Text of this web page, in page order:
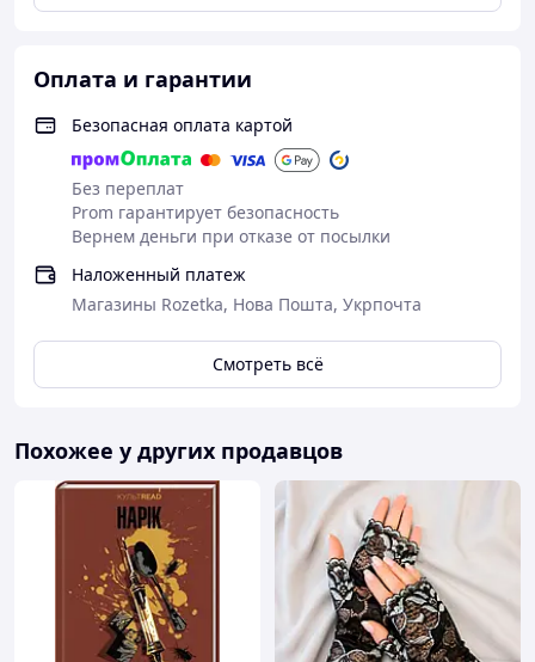
Оплата и гарантии
Безопасная оплата картой
Без переплат
Prom гарантирует безопасность
Вернем деньги при отказе от посылки
Наложенный платеж
Магазины Rozetka, Нова Пошта, Укрпочта
Смотреть всё
Похожее у других продавцов